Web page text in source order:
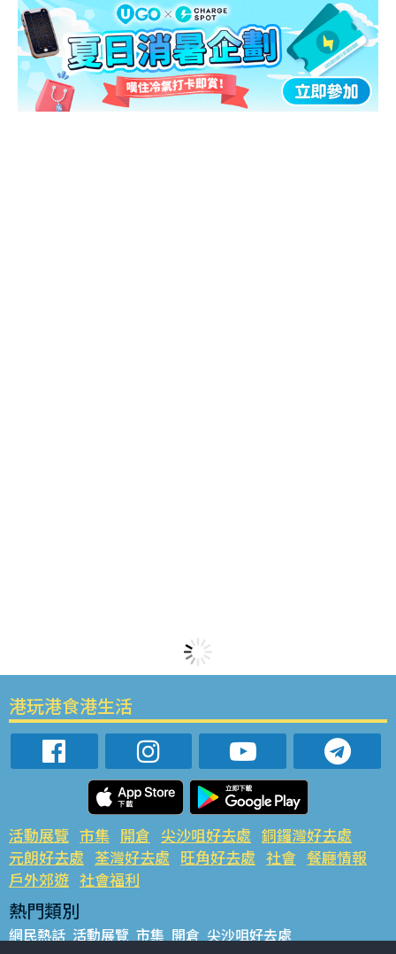
港玩港食港生活
活動展覽 市集 開倉 尖沙咀好去處 銅鑼灣好去處
元朗好去處 荃灣好去處 旺角好去處 社會 餐廳情報
戶外郊遊 社會福利
熱門類別
網民熱話 活動展覽 市集 開倉 尖沙咀好去處